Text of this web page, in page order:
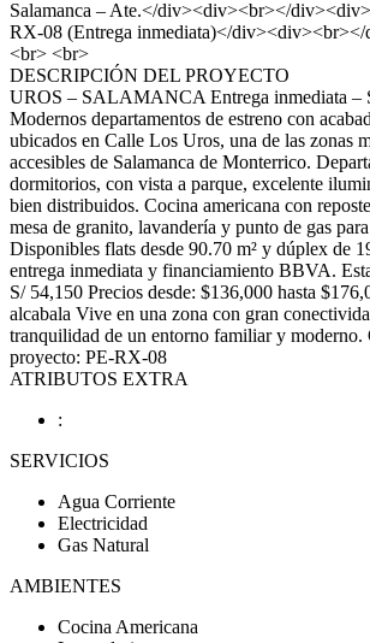
Salamanca – Ate.</div><div><br></
RX-08 (Entrega inmediata)</
<br> <br>
DESCRIPCIÓN DEL PROYECTO
UROS – SALAMANCA Entrega inmediata –
Modernos departamentos de estreno con
ubicados en Calle Los Uros, una de las zonas
accesibles de Salamanca de Monterrico.
dormitorios, con vista a parque, excelente
bien distribuidos. Cocina americana con
mesa de granito, lavandería y punto de gas
Disponibles flats desde 90.70 m² y dúplex de
entrega inmediata y financiamiento BBVA.
S/ 54,150 Precios desde: $136,000 hasta
alcabala Vive en una zona con gran
tranquilidad de un entorno familiar y moderno.
proyecto: PE-RX-08
ATRIBUTOS EXTRA
:
SERVICIOS
Agua Corriente
Electricidad
Gas Natural
AMBIENTES
Cocina Americana